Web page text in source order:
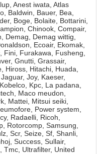
Anest iwata, Atlas
Baldwin, Bauer, Bea,
Boge, Bolaite, Bottarini,
Chinook, Compair,
Demag, Demag wittig,
Ecoair, Ekomak,
Fini, Furakawa, Fusheng,
Gnutti, Grassair,
Hiross, Hitachi, Huada,
Joy, Kaeser,
Kpc, La padana,
Maco meudon,
Mattei, Mitsui seiki,
Power system,
Radaelli, Ricoh,
Rotorcomp, Samsung,
Scr, Seize, Sf, Shanli,
Success, Sullair,
Tmc, Ultrafilter, United